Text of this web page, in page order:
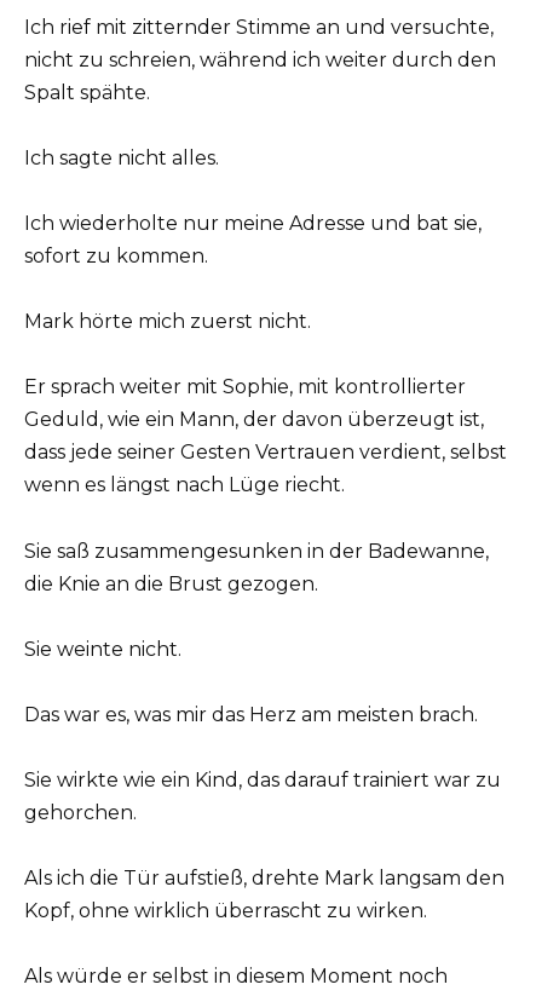
Ich rief mit zitternder Stimme an und versuchte,
nicht zu schreien, während ich weiter durch den
Spalt spähte.
Ich sagte nicht alles.
Ich wiederholte nur meine Adresse und bat sie,
sofort zu kommen.
Mark hörte mich zuerst nicht.
Er sprach weiter mit Sophie, mit kontrollierter
Geduld, wie ein Mann, der davon überzeugt ist,
dass jede seiner Gesten Vertrauen verdient, selbst
wenn es längst nach Lüge riecht.
Sie saß zusammengesunken in der Badewanne,
die Knie an die Brust gezogen.
Sie weinte nicht.
Das war es, was mir das Herz am meisten brach.
Sie wirkte wie ein Kind, das darauf trainiert war zu
gehorchen.
Als ich die Tür aufstieß, drehte Mark langsam den
Kopf, ohne wirklich überrascht zu wirken.
Als würde er selbst in diesem Moment noch